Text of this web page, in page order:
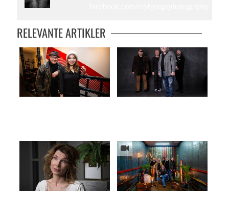
RELEVANTE ARTIKLER